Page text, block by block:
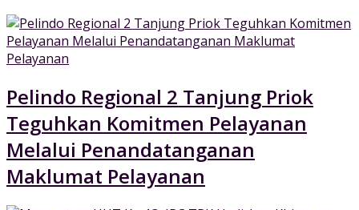
Pelindo Regional 2 Tanjung Priok
Teguhkan Komitmen Pelayanan
Melalui Penandatanganan
Maklumat Pelayanan